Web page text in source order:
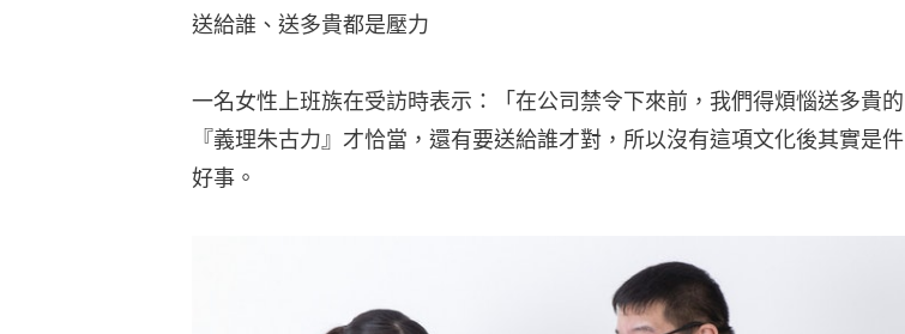
送給誰、送多貴都是壓力
一名女性上班族在受訪時表示：「在公司禁令下來前，我們得煩惱送多貴的
『義理朱古力』才恰當，還有要送給誰才對，所以沒有這項文化後其實是件
好事。